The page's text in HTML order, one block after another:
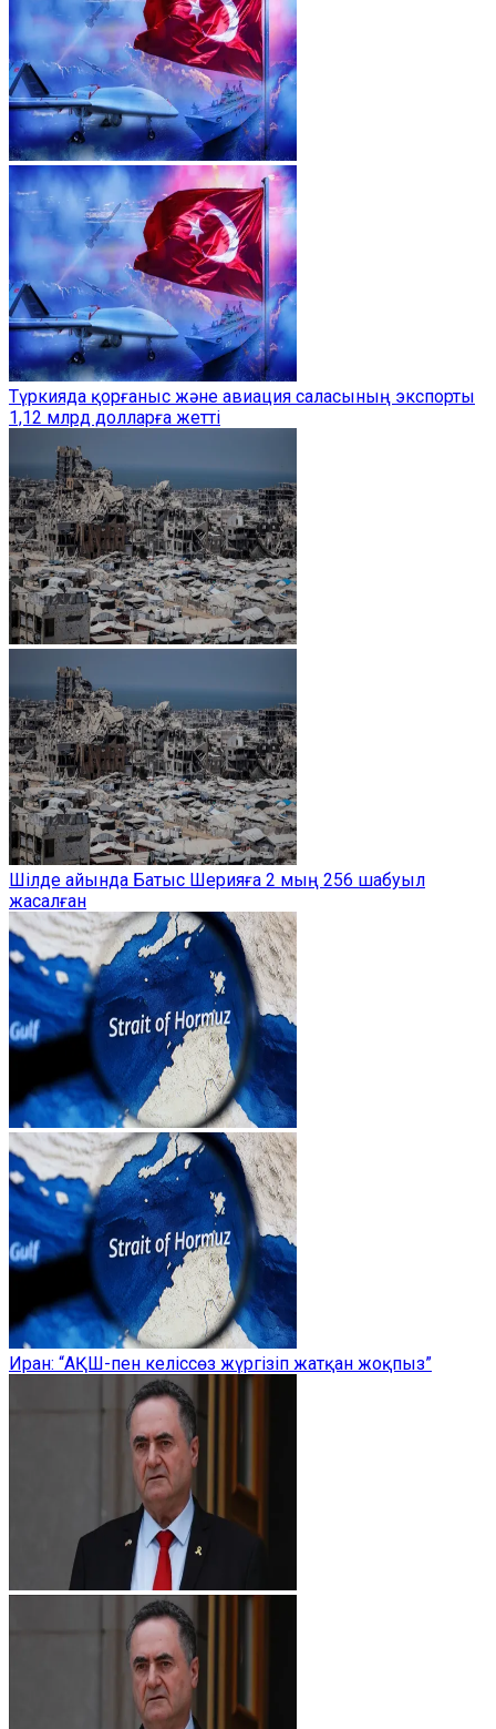
Түркияда қорғаныс және авиация саласының экспорты
1,12 млрд долларға жетті
Шілде айында Батыс Шерияға 2 мың 256 шабуыл
жасалған
Иран: “АҚШ-пен келіссөз жүргізіп жатқан жоқпыз”